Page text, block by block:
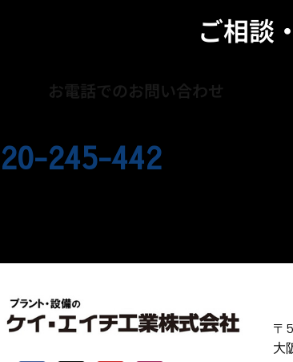
お電話でのお問い合わせ
245-442
ご相談
〒
大